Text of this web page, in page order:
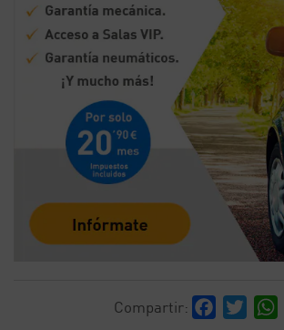
Compartir: Facebook
Twitter